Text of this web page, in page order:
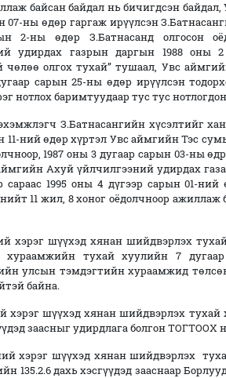
байсан байдал нь бичигдсэн
07-ны өдөр гаргаж ирүүлсэн
2-ны өдөр З.Батнасанд олгосон
удирдах газрын даргын 1988 оны
чөлөө олгох тухай” тушаал, Увс
сарын 25-ны өдөр ирүүлсэн
нотлох баримтуудаар тус тус
З.Батнасангийн хүсэлтийг
11-ний өдөр хүртэл Увс аймгийн Тэс
1987 оны 3 дугаар сарын 03-ны
Ахуй үйлчилгээний удирдах
сараас 1995 оны 4 дүгээр сарын 01-
11 жил, 8 хоног оёдолчноор
шүүхэд хянан шийдвэрлэх тухай
хураамжийн тухай хуулийн 7 дугаар
улсын тэмдэгтийн хураамжид
байна.
шүүхэд хянан шийдвэрлэх тухай
заасныг удирдлага болгон ТОГТООХ
шүүхэд хянан шийдвэрлэх тухай
135.2.6 дахь хэсгүүдэд зааснаар